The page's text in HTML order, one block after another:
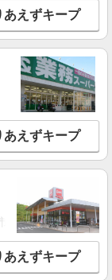
を見る
福岡県北九州市小
を見る
あえずキープ
あえずキープ
・太田市・館林市
あえずキープ